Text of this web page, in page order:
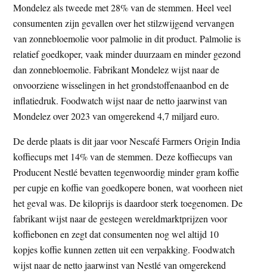
Mondelez als tweede met 28% van de stemmen. Heel veel
consumenten zijn gevallen over het stilzwijgend vervangen
van zonnebloemolie voor palmolie in dit product. Palmolie is
relatief goedkoper, vaak minder duurzaam en minder gezond
dan zonnebloemolie. Fabrikant Mondelez wijst naar de
onvoorziene wisselingen in het grondstoffenaanbod en de
inflatiedruk. Foodwatch wijst naar de netto jaarwinst van
Mondelez over 2023 van omgerekend 4,7 miljard euro.
De derde plaats is dit jaar voor Nescafé Farmers Origin India
koffiecups met 14% van de stemmen. Deze koffiecups van
Producent Nestlé bevatten tegenwoordig minder gram koffie
per cupje en koffie van goedkopere bonen, wat voorheen niet
het geval was. De kiloprijs is daardoor sterk toegenomen. De
fabrikant wijst naar de gestegen wereldmarktprijzen voor
koffiebonen en zegt dat consumenten nog wel altijd 10
kopjes koffie kunnen zetten uit een verpakking. Foodwatch
wijst naar de netto jaarwinst van Nestlé van omgerekend